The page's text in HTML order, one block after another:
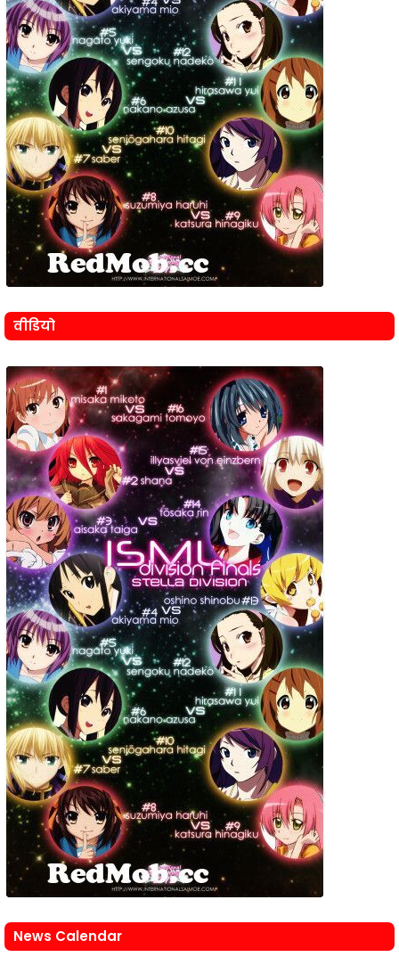
वीडियो
News Calendar